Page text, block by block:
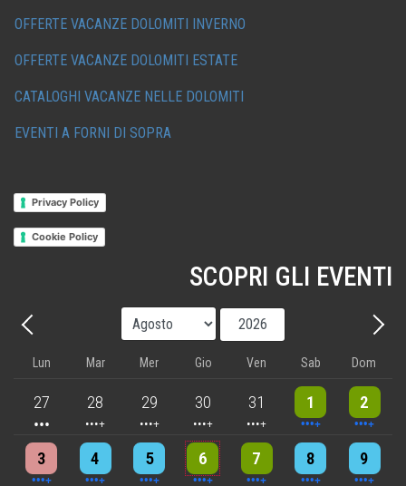
OFFERTE VACANZE DOLOMITI INVERNO
OFFERTE VACANZE DOLOMITI ESTATE
CATALOGHI VACANZE NELLE DOLOMITI
EVENTI A FORNI DI SOPRA
Privacy Policy
Cookie Policy
SCOPRI GLI EVENTI
Precedente - Mese
Anno
Lun Mar Mer Gio Ven Sab Dom
27
3 events 28
4 events 29
5 events 30
5 events 31
5 events 1
10 events 2
8 events
3
4 events 4
4 events 5
7 events 6
6 events 7
5 events 8
7 events 9
8 events